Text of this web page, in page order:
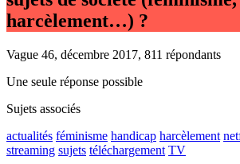
harcèlement…) ?
Vague 46, décembre 2017, 811 répondants
Une seule réponse possible
Sujets associés
actualités féminisme handicap harcèlement
streaming sujets téléchargement TV